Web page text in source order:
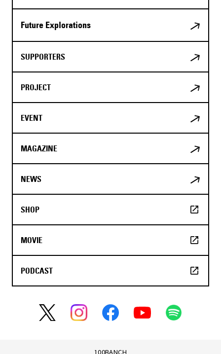
Future Explorations
SUPPORTERS
PROJECT
EVENT
MAGAZINE
NEWS
SHOP
MOVIE
PODCAST
100BANCH